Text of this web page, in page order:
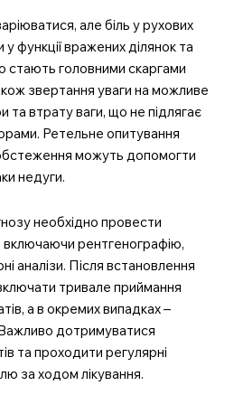
але біль у рухових
функції вражених ділянок та
стають головними скаргами
звертання уваги на можливе
втрату ваги, що не підлягає
Ретельне опитування
можуть допомогти
недуги.
необхідно провести
рентгенографію,
аналізи. Після встановлення
тривале приймання
а в окремих випадках –
дотримуватися
та проходити регулярні
за ходом лікування.